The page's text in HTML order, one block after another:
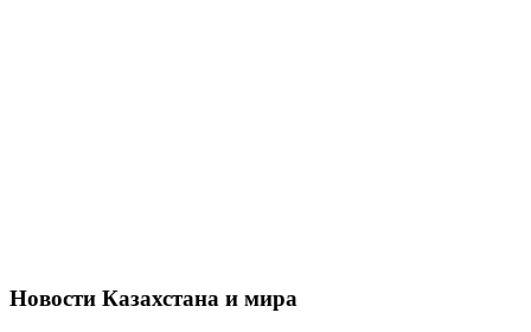
Новости Казахстана и мира